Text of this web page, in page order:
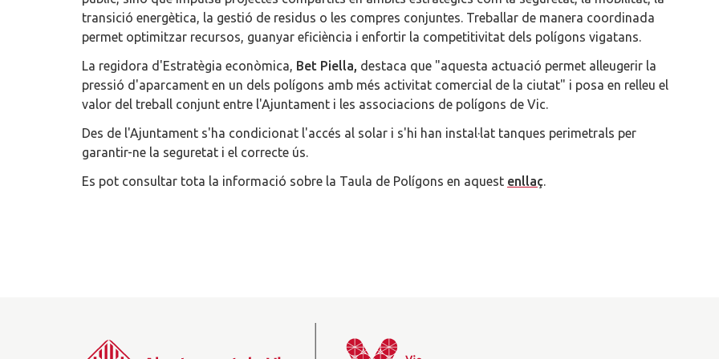
transició energètica, la gestió de residus o les compres conjuntes. Treballar de manera coordinada
permet optimitzar recursos, guanyar eficiència i enfortir la competitivitat dels polígons vigatans.
La regidora d'Estratègia econòmica, Bet Piella, destaca que "aquesta actuació permet alleugerir la
pressió d'aparcament en un dels polígons amb més activitat comercial de la ciutat" i posa en relleu el
valor del treball conjunt entre l'Ajuntament i les associacions de polígons de Vic.
Des de l'Ajuntament s'ha condicionat l'accés al solar i s'hi han instal·lat tanques perimetrals per
garantir-ne la seguretat i el correcte ús.
Es pot consultar tota la informació sobre la Taula de Polígons en aquest enllaç.